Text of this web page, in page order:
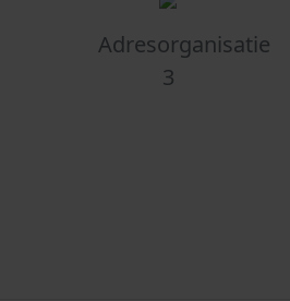
Adresorganisatie
3